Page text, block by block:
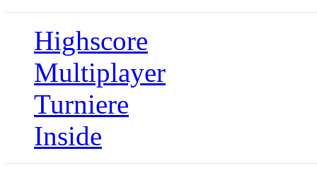
Highscore
Multiplayer
Turniere
Inside